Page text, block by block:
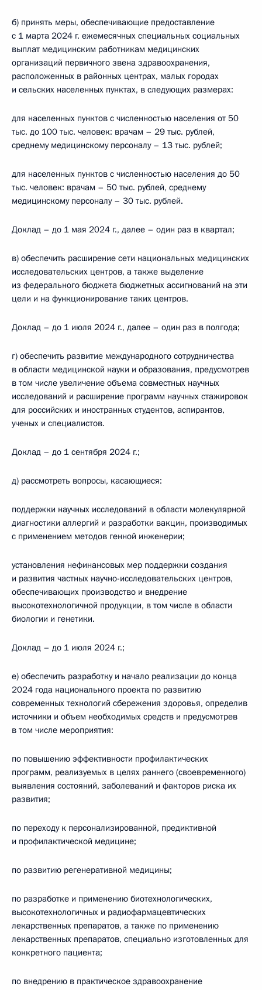
б) принять меры, обеспечивающие предоставление
с 1 марта 2024 г. ежемесячных специальных социальных
выплат медицинским работникам медицинских
организаций первичного звена здравоохранения,
расположенных в районных центрах, малых городах
и сельских населенных пунктах, в следующих размерах:
для населенных пунктов с численностью населения от 50
тыс. до 100 тыс. человек: врачам – 29 тыс. рублей,
среднему медицинскому персоналу – 13 тыс. рублей;
для населенных пунктов с численностью населения до 50
тыс. человек: врачам – 50 тыс. рублей, среднему
медицинскому персоналу – 30 тыс. рублей.
Доклад – до 1 мая 2024 г., далее – один раз в квартал;
в) обеспечить расширение сети национальных медицинских
исследовательских центров, а также выделение
из федерального бюджета бюджетных ассигнований на эти
цели и на функционирование таких центров.
Доклад – до 1 июля 2024 г., далее – один раз в полгода;
г) обеспечить развитие международного сотрудничества
в области медицинской науки и образования, предусмотрев
в том числе увеличение объема совместных научных
исследований и расширение программ научных стажировок
для российских и иностранных студентов, аспирантов,
ученых и специалистов.
Доклад – до 1 сентября 2024 г.;
д) рассмотреть вопросы, касающиеся:
поддержки научных исследований в области молекулярной
диагностики аллергий и разработки вакцин, производимых
с применением методов генной инженерии;
установления нефинансовых мер поддержки создания
и развития частных научно-исследовательских центров,
обеспечивающих производство и внедрение
высокотехнологичной продукции, в том числе в области
биологии и генетики.
Доклад – до 1 июля 2024 г.;
е) обеспечить разработку и начало реализации до конца
2024 года национального проекта по развитию
современных технологий сбережения здоровья, определив
источники и объем необходимых средств и предусмотрев
в том числе мероприятия:
по повышению эффективности профилактических
программ, реализуемых в целях раннего (своевременного)
выявления состояний, заболеваний и факторов риска их
развития;
по переходу к персонализированной, предиктивной
и профилактической медицине;
по развитию регенеративной медицины;
по разработке и применению биотехнологических,
высокотехнологичных и радиофармацевтических
лекарственных препаратов, а также по применению
лекарственных препаратов, специально изготовленных для
конкретного пациента;
по внедрению в практическое здравоохранение